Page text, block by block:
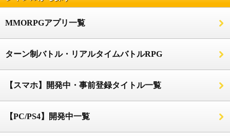
MMORPGアプリ一覧
ターン制バトル・リアルタイムバトルRPG
【スマホ】開発中・事前登録タイトル一覧
【PC/PS4】開発中一覧